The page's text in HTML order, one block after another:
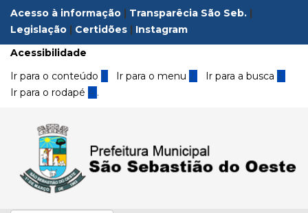
Acesso à informação | Transparêcia São Seb. |
Legislação | Certidões | Instagram
Acessibilidade
Ir para o conteúdo 1 Ir para o menu 2 Ir para a busca3
Ir para o rodapé 4 .